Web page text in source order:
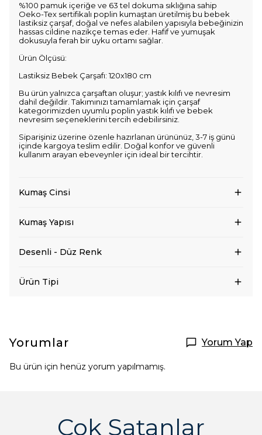
%100 pamuk içeriğe ve 63 tel dokuma sıklığına sahip
Oeko-Tex sertifikalı poplin kumaştan üretilmiş bu bebek
lastiksiz çarşaf, doğal ve nefes alabilen yapısıyla bebeğinizin
hassas cildine nazikçe temas eder. Hafif ve yumuşak
dokusuyla ferah bir uyku ortamı sağlar.
Ürün Ölçüsü:
Lastiksiz Bebek Çarşafı: 120x180 cm
Bu ürün yalnızca çarşaftan oluşur; yastık kılıfı ve nevresim
dahil değildir. Takımınızı tamamlamak için çarşaf
kategorimizden uyumlu poplin yastık kılıfı ve bebek
nevresim seçeneklerini tercih edebilirsiniz.
Siparişiniz üzerine özenle hazırlanan ürününüz, 3-7 iş günü
içinde kargoya teslim edilir. Doğal konfor ve güvenli
kullanım arayan ebeveynler için ideal bir tercihtir.
Kumaş Cinsi
Kumaş Yapısı
Desenli - Düz Renk
Ürün Tipi
Yorumlar Yorum Yap
Bu ürün için henüz yorum yapılmamış.
Çok Satanlar